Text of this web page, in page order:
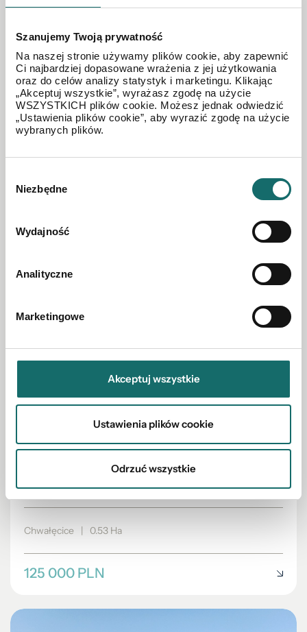
Szanujemy Twoją prywatność
Na naszej stronie używamy plików cookie, aby zapewnić
Ci najbardziej dopasowane wrażenia z jej użytkowania
oraz do celów analizy statystyk i marketingu. Klikając
„Akceptuj wszystkie”, wyrażasz zgodę na użycie
WSZYSTKICH plików cookie. Możesz jednak odwiedzić
„Ustawienia plików cookie”, aby wyrazić zgodę na użycie
wybranych plików.
zgody
Niezbędne
Wydajność
Analityczne
Marketingowe
Akceptuj wszystkie
Ustawienia plików cookie
Odrzuć wszystkie
DZIAŁKA NA SPRZEDAŻ
Działka komercyjna Żory, blisko A1, droga główna
380 000 PLN
Rybnik Chwałęcice 0,5ha działka rolna,
rekreacyjna
Chwałęcice | 0.53 Ha
125 000 PLN